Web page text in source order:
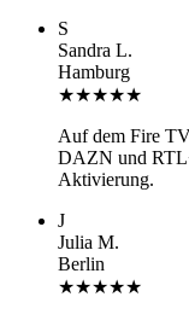
S
Sandra L.
Hamburg
★★★★★
Auf dem Fire
DAZN und
Aktivierung.
J
Julia M.
Berlin
★★★★★